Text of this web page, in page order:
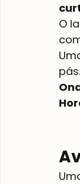
O
pás.